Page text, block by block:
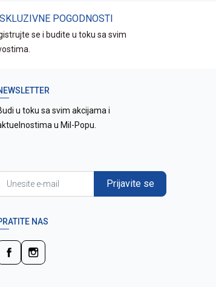
POGODNOSTI
se i budite u toku sa svim
u toku sa svim akcijama i
u Mil-Popu.
Prijavite se
NAS